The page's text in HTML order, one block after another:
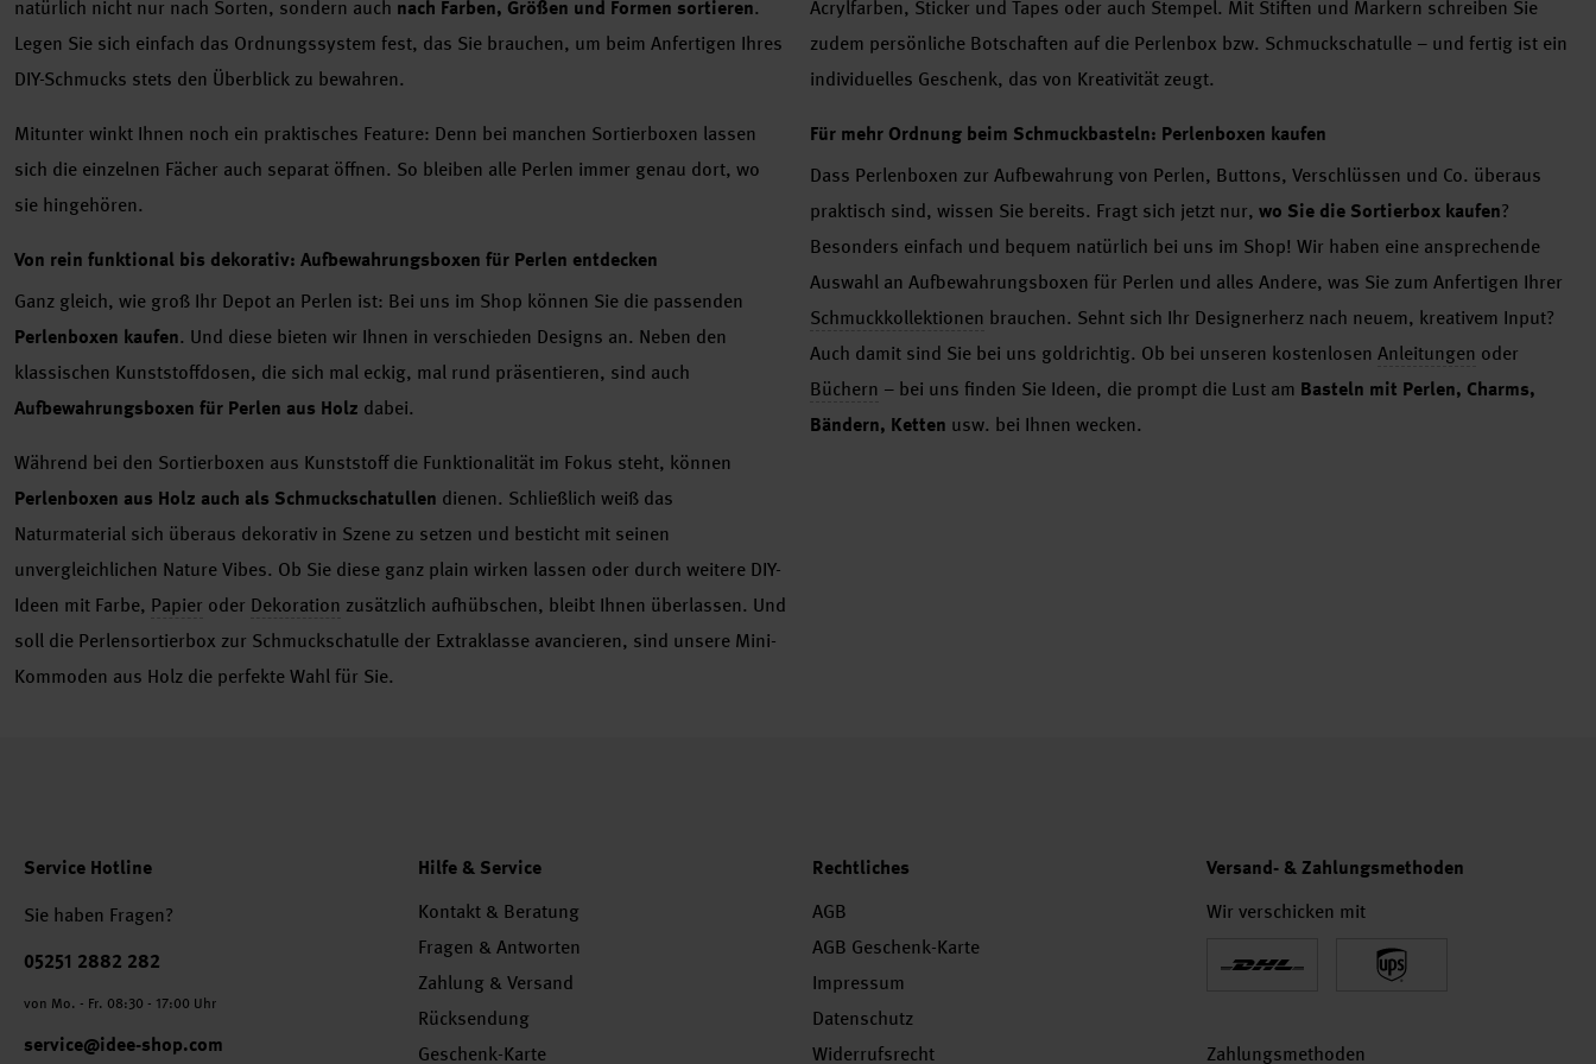
natürlich nicht nur nach Sorten, sondern auch nach Farben, Größen und Formen sortieren.
Legen Sie sich einfach das Ordnungssystem fest, das Sie brauchen, um beim Anfertigen Ihres
DIY-Schmucks stets den Überblick zu bewahren.
Mitunter winkt Ihnen noch ein praktisches Feature: Denn bei manchen Sortierboxen lassen
sich die einzelnen Fächer auch separat öffnen. So bleiben alle Perlen immer genau dort, wo
sie hingehören.
Von rein funktional bis dekorativ: Aufbewahrungsboxen für Perlen entdecken
Ganz gleich, wie groß Ihr Depot an Perlen ist: Bei uns im Shop können Sie die passenden
Perlenboxen kaufen. Und diese bieten wir Ihnen in verschieden Designs an. Neben den
klassischen Kunststoffdosen, die sich mal eckig, mal rund präsentieren, sind auch
Aufbewahrungsboxen für Perlen aus Holz dabei.
Während bei den Sortierboxen aus Kunststoff die Funktionalität im Fokus steht, können
Perlenboxen aus Holz auch als Schmuckschatullen dienen. Schließlich weiß das
Naturmaterial sich überaus dekorativ in Szene zu setzen und besticht mit seinen
unvergleichlichen Nature Vibes. Ob Sie diese ganz plain wirken lassen oder durch weitere DIY-
Ideen mit Farbe, Papier oder Dekoration zusätzlich aufhübschen, bleibt Ihnen überlassen. Und
soll die Perlensortierbox zur Schmuckschatulle der Extraklasse avancieren, sind unsere Mini-
Kommoden aus Holz die perfekte Wahl für Sie.
Acrylfarben, Sticker und Tapes oder auch Stempel. Mit Stiften und Markern schreiben Sie
zudem persönliche Botschaften auf die Perlenbox bzw. Schmuckschatulle – und fertig ist ein
individuelles Geschenk, das von Kreativität zeugt.
Für mehr Ordnung beim Schmuckbasteln: Perlenboxen kaufen
Dass Perlenboxen zur Aufbewahrung von Perlen, Buttons, Verschlüssen und Co. überaus
praktisch sind, wissen Sie bereits. Fragt sich jetzt nur, wo Sie die Sortierbox kaufen?
Besonders einfach und bequem natürlich bei uns im Shop! Wir haben eine ansprechende
Auswahl an Aufbewahrungsboxen für Perlen und alles Andere, was Sie zum Anfertigen Ihrer
Schmuckkollektionen brauchen. Sehnt sich Ihr Designerherz nach neuem, kreativem Input?
Auch damit sind Sie bei uns goldrichtig. Ob bei unseren kostenlosen Anleitungen oder
Büchern – bei uns finden Sie Ideen, die prompt die Lust am Basteln mit Perlen, Charms,
Bändern, Ketten usw. bei Ihnen wecken.
Service Hotline
Sie haben Fragen?
Telefonnummer
05251 2882 282
von Mo. - Fr. 08:30 - 17:00 Uhr
service@idee-shop.com
Hilfe & Service
Kontakt & Beratung
Fragen & Antworten
Zahlung & Versand
Rücksendung
Geschenk-Karte
Rechtliches
AGB
AGB Geschenk-Karte
Impressum
Datenschutz
Widerrufsrecht
Versand- & Zahlungsmethoden
Wir verschicken mit
Zahlungsmethoden